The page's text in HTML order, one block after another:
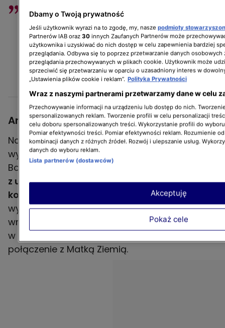
Nigdy nie powinno się wieczorem
wytrzepywać okruszków chleba. Poza tym
chleba nigdy nie trzymamy odwróconego,
bo to przyciąga biedę do domu i chleba
zabraknie. Poza tym wieczorem nie można
gwizdać
- wymieniał Jadranek.
Andyjski proces uzdrawiania
Na temat szamanizmu w kulturze andyjskiej
wypowiedziała się żyjąca w Peru Sylwia.
Bohaterka "Jestem z Polski" zwróciła uwagę, iż
z usług uzdrowicieli Peruwiańczycy
korzystają na co dzień
. W programie kobieta
wybrała się do jednej z curanderas, która
wróżyła jej z liści koki. Sylwia wzięła też udział
w rytuale Despacho, symbolizującym
połączenie z Matką Ziemią.
Dbamy o Twoją prywatność
Jeśli użytkownik wyrazi na to zgodę, my, nasze podmioty
Partnerów IAB oraz 30 innych Zaufanych Partnerów może
użytkownika i uzyskiwać do nich dostęp w celu zapewnienia bardziej
przeglądania. Odbywa się to poprzez przetwarzanie danych osobowych
przeglądania przechowywanych w plikach cookie. Użytkownik może
sprzeciwić się przetwarzaniu w oparciu o uzasadniony interes w
„Ustawienia plików cookie i reklam”. Polityka Prywatności
Wraz z naszymi partnerami przetwarzamy dane w celu
Przechowywanie informacji na urządzeniu lub dostęp do nich.
spersonalizowanych reklam. Tworzenie profili w celu personalizacji
celu doboru spersonalizowanych treści. Wykorzystanie profili do
Pomiar efektywności treści. Pomiar efektywności reklam. Rozumienie
kombinacji danych z różnych źródeł. Rozwój i ulepszanie usług.
danych do wyboru reklam.
Lista partnerów (dostawców)
Pokaż cele
Akceptuję